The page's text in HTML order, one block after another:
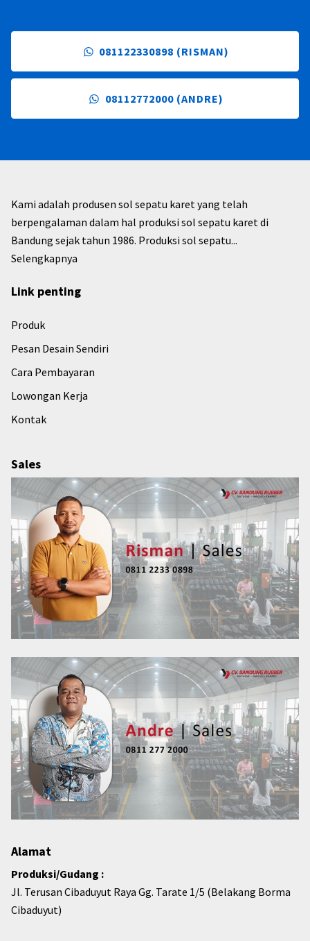
081122330898 (RISMAN)
08112772000 (ANDRE)
Kami adalah produsen sol sepatu karet yang telah
berpengalaman dalam hal produksi sol sepatu karet di
Bandung sejak tahun 1986. Produksi sol sepatu...
Selengkapnya
Link penting
Produk
Pesan Desain Sendiri
Cara Pembayaran
Lowongan Kerja
Kontak
Sales
Alamat
Produksi/Gudang :
Jl. Terusan Cibaduyut Raya Gg. Tarate 1/5 (Belakang Borma
Cibaduyut)